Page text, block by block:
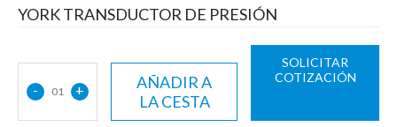
YORK TRANSDUCTOR DE PRESIÓN
- 01 +
AÑADIR A
LA CESTA
SOLICITAR
COTIZACIÓN